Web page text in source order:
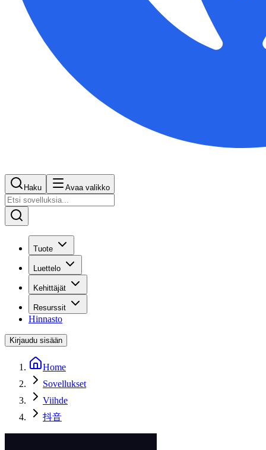
Haku Avaa valikko
Tuote
Luettelo
Kehittäjät
Resurssit
Hinnasto
Kirjaudu sisään
Home
Sovellukset
Viihde
抖音